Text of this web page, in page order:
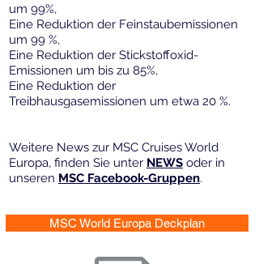
um 99%,
Eine Reduktion der Feinstaubemissionen
um 99 %,
Eine Reduktion der Stickstoffoxid-
Emissionen um bis zu 85%,
Eine Reduktion der
Treibhausgasemissionen um etwa 20 %.
Weitere News zur MSC Cruises World
Europa, finden Sie unter NEWS oder in
unseren MSC Facebook-Gruppen.
MSC World Europa Deckplan